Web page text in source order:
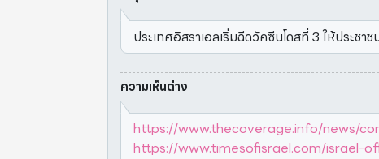
ประเทศอิสราเอลเริ่มฉีดวัคซีนโดสที่ 3 ให้ประช
ความเห็นต่าง
https://www.thecoverage.info/news/
https://www.timesofisrael.com/